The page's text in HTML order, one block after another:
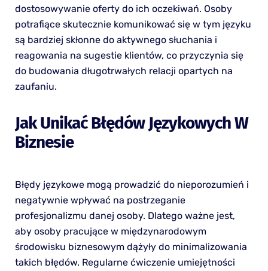
dostosowywanie oferty do ich oczekiwań. Osoby
potrafiące skutecznie komunikować się w tym języku
są bardziej skłonne do aktywnego słuchania i
reagowania na sugestie klientów, co przyczynia się
do budowania długotrwałych relacji opartych na
zaufaniu.
Jak Unikać Błędów Językowych W
Biznesie
Błędy językowe mogą prowadzić do nieporozumień i
negatywnie wpływać na postrzeganie
profesjonalizmu danej osoby. Dlatego ważne jest,
aby osoby pracujące w międzynarodowym
środowisku biznesowym dążyły do minimalizowania
takich błędów. Regularne ćwiczenie umiejętności